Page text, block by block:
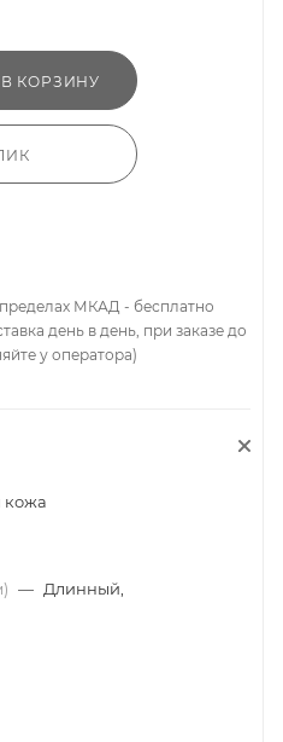
В КОРЗИНУ
МКАД - бесплатно
день в день, при заказе до
у оператора)
кожа
— Длинный,